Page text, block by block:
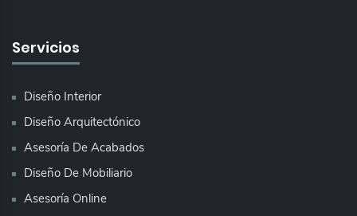
Servicios
Diseño Interior
Diseño Arquitectónico
Asesoría De Acabados
Diseño De Mobiliario
Asesoría Online